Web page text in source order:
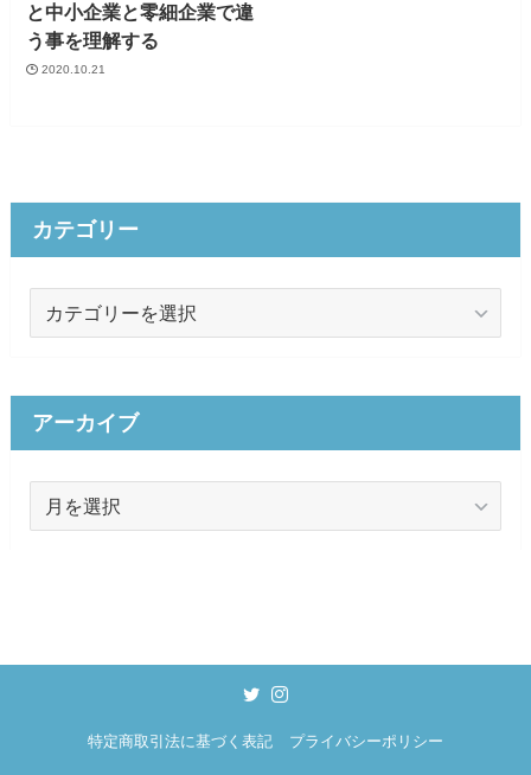
と中小企業と零細企業で違
う事を理解する
2020.10.21
カテゴリー
ー
アーカイブ
特定商取引法に基づく表記 プライバシーポリシー